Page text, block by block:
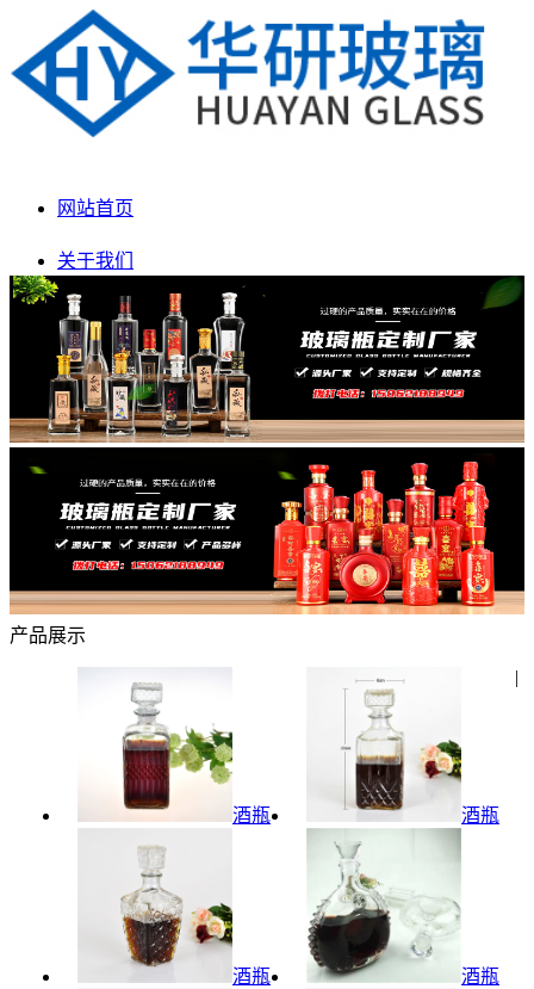
网站首页
关于我们
产品展示
新闻动态
生产车间
产品展示
酒瓶 酒瓶
酒瓶 酒瓶
|